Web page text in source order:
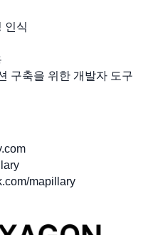
인식
구축을 위한 개발자 도구
mapillary